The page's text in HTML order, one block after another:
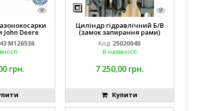
John Deere
M126536
M126536
грн.
Циліндр гідравлічний Б/В
(замок запирання рами)
2''X4'' 25320040
Код: 25020040
В наявності
7 250,00 грн.
Купити